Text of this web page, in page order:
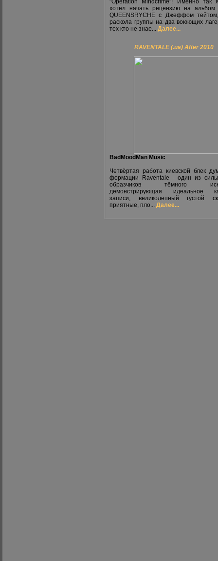
"Operation Mindcrime"! Именно
хотел начать рецензию на альбом
QUEENSRYCHE с Джеффом
раскола группы на два воюющих
тех кто не знае... Далее...
RAVENTALE (.ua) After 2010
BadMoodMan Music
Четвёртая работа киевской блек
формации Raventale - один из
образчиков тёмного
демонстрирующая идеальное
записи, великолепный густой
приятные, пло... Далее...